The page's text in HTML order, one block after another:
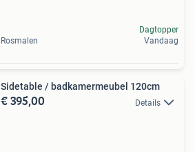
Rosmalen
Dagtopper
Vandaag
Sidetable / badkamermeubel 120cm
€ 395,00 Details